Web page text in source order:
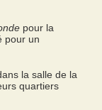
pour la
pour un
la salle de la
quartiers